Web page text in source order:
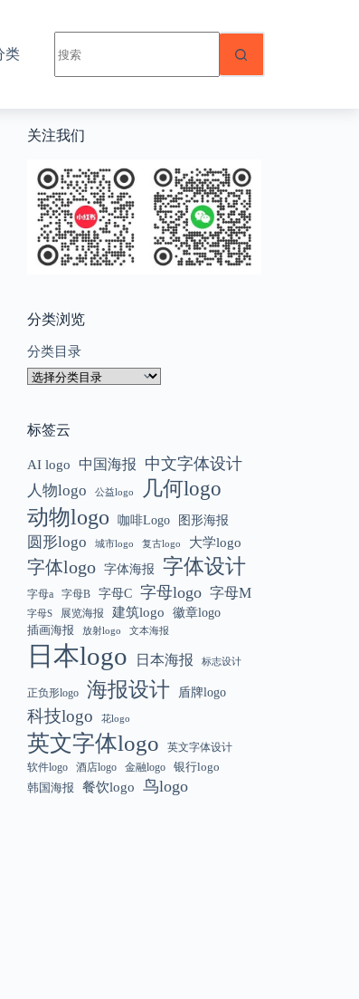
类
结
果
关注我们
分类浏览
分类目录
标签云
AI logo 中国海报 中文字体设计
人物logo 公益logo
几何logo
动物logo
咖啡Logo 图形海报
圆形logo 城市logo 复古logo 大学logo
字体logo 字体海报 字体设计
字母a 字母B 字母C 字母logo 字母M
字母S 展览海报 建筑logo 徽章logo
插画海报 放射logo 文本海报
日本logo 日本海报 标志设计
正负形logo 海报设计 盾牌logo
科技logo 花logo
英文字体logo
英文字体设计
软件logo
酒店logo 金融logo
银行logo
韩国海报
餐饮logo 鸟logo